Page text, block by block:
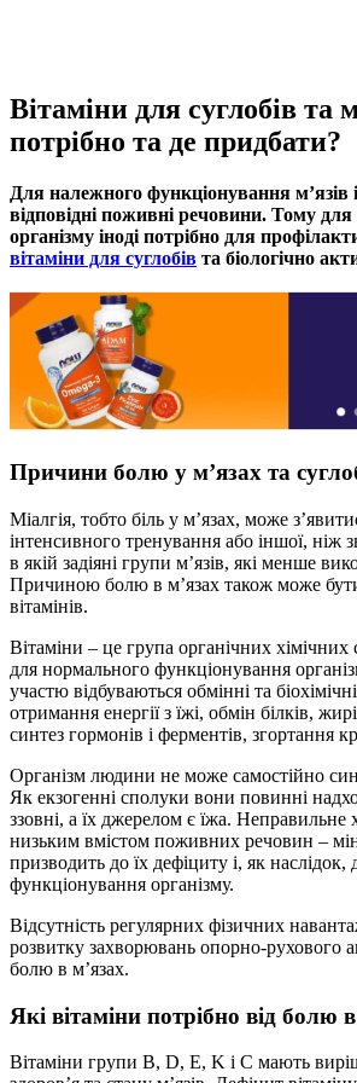
Вітаміни для суглобів та
потрібно та де придбати?
Для належного функціонування м’язів і
відповідні поживні речовини. Тому
організму іноді потрібно для
вітаміни для суглобів та біологічно
Причини болю у м’язах та
Міалгія, тобто біль у м’язах, може
інтенсивного тренування або іншої, ніж
в якій задіяні групи м’язів, які менше
Причиною болю в м’язах також може бути
вітамінів.
Вітаміни – це група органічних
для нормального функціонування
участю відбуваються обмінні та
отримання енергії з їжі, обмін білків,
синтез гормонів і ферментів, згортання
Організм людини не може самостійно
Як екзогенні сполуки вони повинні
ззовні, а їх джерелом є їжа. Неправильне
низьким вмістом поживних речовин –
призводить до їх дефіциту і, як
функціонування організму.
Відсутність регулярних фізичних
розвитку захворювань опорно-рухового
болю в м’язах.
Які вітаміни потрібно від болю
Вітаміни групи B, D, E, K і C мають